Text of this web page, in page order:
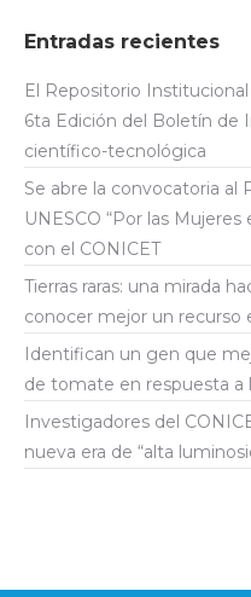
Entradas recientes
El Repositorio
6ta Edición del Boletín de
científico-tecnológica
Se abre la convocatoria al
UNESCO “Por las
con el CONICET
Tierras raras: una mirada
conocer mejor un recurso
Identifican un gen que
de tomate en respuesta a
Investigadores del
nueva era de “alta